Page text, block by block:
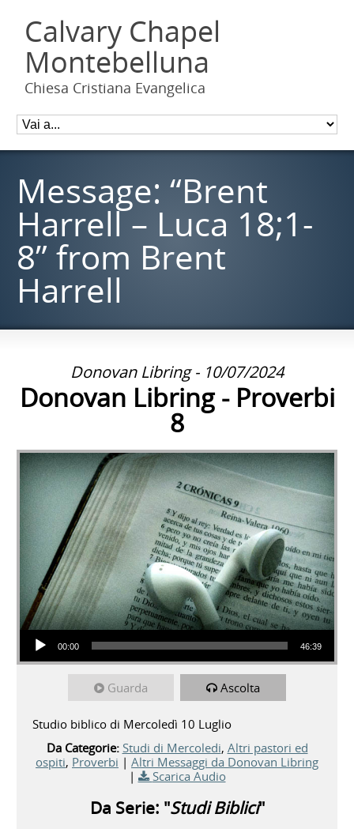
Calvary Chapel
Montebelluna
Chiesa Cristiana Evangelica
Message: “Brent
Harrell – Luca 18;1-
8” from Brent
Harrell
Donovan Libring - 10/07/2024
Donovan Libring - Proverbi
8
Audio Player
00:00 46:39
Guarda Ascolta
Studio biblico di Mercoledì 10 Luglio
Da Categorie: Studi di Mercoledi, Altri pastori ed
ospiti, Proverbi | Altri Messaggi da Donovan Libring
|
Scarica Audio
Da Serie: "Studi Biblici"